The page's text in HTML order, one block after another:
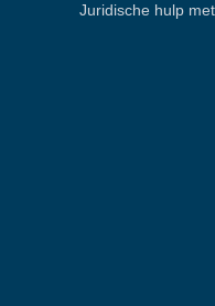
Juridische hulp